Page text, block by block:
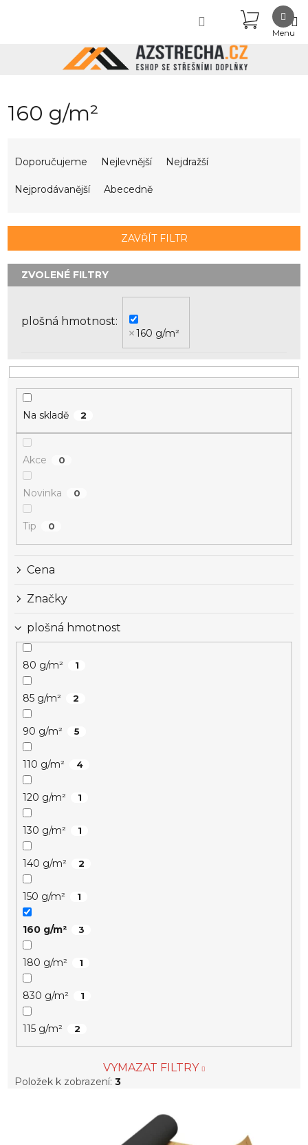
KOŠÍK
160 g/m²
r
o
Doporučujeme Nejlevnější Nejdražší
Nejprodávanější Abecedně
ZAVŘÍT FILTR
plošná hmotnost
160 g/m²
Na skladě 2
Akce 0
Novinka 0
Tip 0
Cena
Značky
plošná hmotnost
80 g/m² 1
85 g/m² 2
90 g/m² 5
110 g/m² 4
120 g/m² 1
130 g/m² 1
140 g/m² 2
150 g/m² 1
160 g/m² 3
180 g/m² 1
830 g/m² 1
115 g/m² 2
VYMAZAT FILTRY
Položek k zobrazení:3